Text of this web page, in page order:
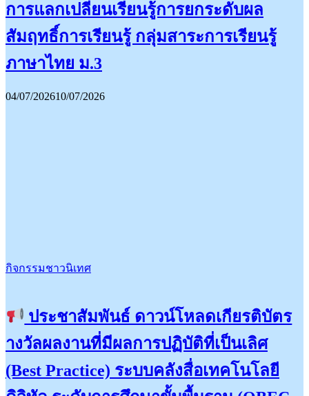
การแลกเปลี่ยนเรียนรู้การยกระดับผล
สัมฤทธิ์การเรียนรู้ กลุ่มสาระการเรียนรู้
ภาษาไทย ม.3
04/07/202610/07/2026
กิจกรรมชาวนิเทศ
ประชาสัมพันธ์ ดาวน์โหลดเกียรติบัตร
างวัลผลงานที่มีผลการปฏิบัติที่เป็นเลิศ
(Best Practice) ระบบคลังสื่อเทคโนโลยี